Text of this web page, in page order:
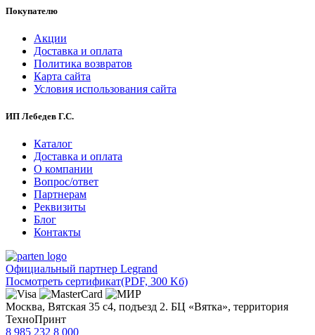
Покупателю
Акции
Доставка и оплата
Политика возвратов
Карта сайта
Условия использования сайта
ИП Лебедев Г.С.
Каталог
Доставка и оплата
О компании
Вопрос/ответ
Партнерам
Реквизиты
Блог
Контакты
Официальный партнер Legrand
Посмотреть сертификат(PDF, 300 Kб)
Москва, Вятская 35 с4, подъезд 2. БЦ «Вятка», территория
ТехноПринт
8 985 232 8 000